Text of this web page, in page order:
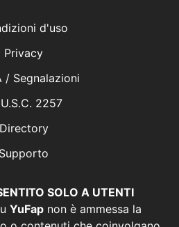
d'uso
Privacy
/ Segnalazioni
2257
Directory
Supporto
SOLO A UTENTI
YuFap non è ammessa la